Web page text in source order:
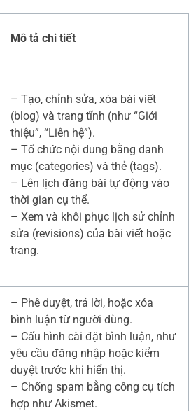
Mô tả chi tiết
– Tạo, chỉnh sửa, xóa bài viết
(blog) và trang tĩnh (như “Giới
thiệu”, “Liên hệ”).
– Tổ chức nội dung bằng danh
mục (categories) và thẻ (tags).
– Lên lịch đăng bài tự động vào
thời gian cụ thể.
– Xem và khôi phục lịch sử chỉnh
sửa (revisions) của bài viết hoặc
trang.
– Phê duyệt, trả lời, hoặc xóa
bình luận từ người dùng.
– Cấu hình cài đặt bình luận, như
yêu cầu đăng nhập hoặc kiểm
duyệt trước khi hiển thị.
– Chống spam bằng công cụ tích
hợp như Akismet.